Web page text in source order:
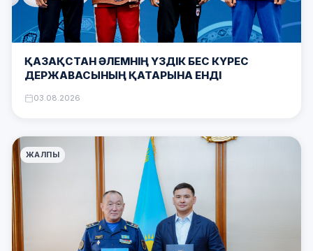
ҚАЗАҚСТАН ӘЛЕМНІҢ ҮЗДІК БЕС КҮРЕС
ДЕРЖАВАСЫНЫҢ ҚАТАРЫНА ЕНДІ
03.08.2026
ЖАЛПЫ